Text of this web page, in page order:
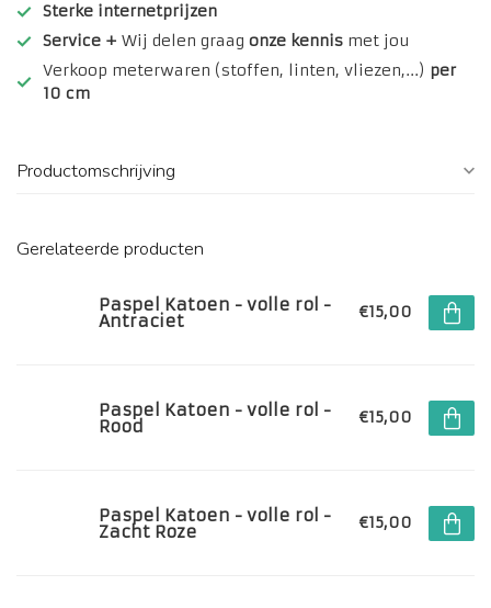
Sterke internetprijzen
Service + Wij delen graag onze kennis met jou
Verkoop meterwaren (stoffen, linten, vliezen,...) per
10 cm
Productomschrijving
Gerelateerde producten
Paspel Katoen - volle rol -
Antraciet €15,00
Paspel Katoen - volle rol -
Rood €15,00
Paspel Katoen - volle rol -
Zacht Roze €15,00